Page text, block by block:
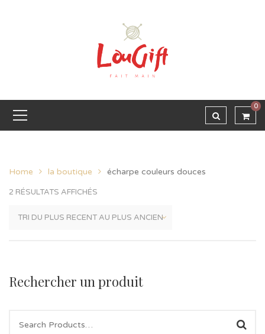
0
Home la boutique écharpe couleurs douces
2 RÉSULTATS AFFICHÉS
Rechercher un produit